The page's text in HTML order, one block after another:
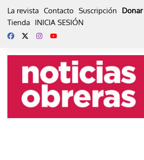
La revista Contacto Suscripción Donar
Tienda
INICIA SESIÓN